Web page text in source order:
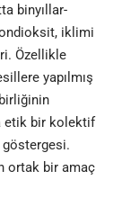
binyıllar-
iklimi
Özellikle
yapılmış
etik bir kolektif
göstergesi.
ortak bir amaç